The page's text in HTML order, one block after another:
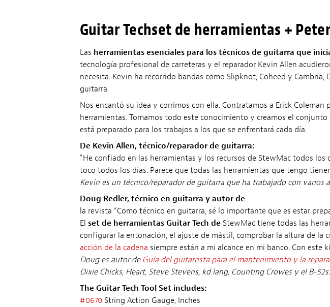
Guitar Techset de herramientas +
Las herramientas esenciales para los técnicos de guitarra que
tecnología profesional de carreteras y el reparador Kevin Allen
necesita. Kevin ha recorrido bandas como Slipknot, Coheed y
guitarra.
Nos encantó su idea y corrimos con ella. Contratamos a Erick
herramientas. Tomamos todo este conocimiento y creamos el
está preparado para los trabajos a los que se enfrentará cada día.
De Kevin Allen, técnico/reparador de guitarra:
"He confiado en las herramientas y los recursos de StewMac todos
toco todos los días. Parece que todas las herramientas que tengo
Kevin es un técnico/reparador de guitarra que ha trabajado con varios
Doug Redler, técnico en guitarra y autor de
la revista “Como técnico en guitarra, sé lo importante que es estar
El set de herramientas Guitar Tech de StewMac tiene todas las
configurar la entonación, el ajuste de mástil, comprobar la altura de la
acción de la cadena siempre están a mi alcance en mi banco. Con
Doug es autor de Guía del guitarrista para el mantenimiento y la
Dixie Chicks, Heart, Steve Stevens, kd lang, Counting Crowes y el B-52s.
The Guitar Tech Tool Set includes:
#0670 String Action Gauge, Inches